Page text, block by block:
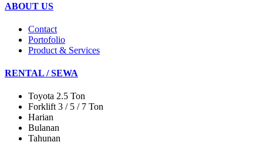
ABOUT US
Contact
Portofolio
Product & Services
RENTAL / SEWA
Toyota 2.5 Ton
Forklift 3 / 5 / 7 Ton
Harian
Bulanan
Tahunan